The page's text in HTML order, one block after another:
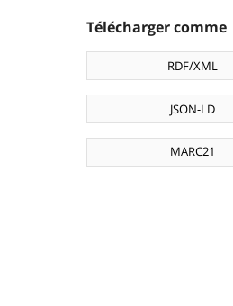
Télécharger comme
RDF/XML
JSON-LD
MARC21